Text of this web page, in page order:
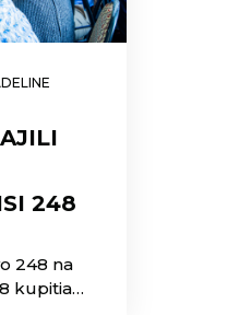
248
248 na
kupitia